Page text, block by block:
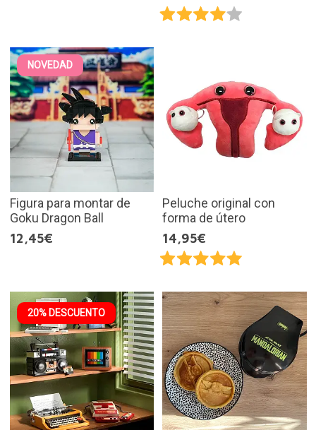
NOVEDAD
Figura para montar de
Goku Dragon Ball
12,45€
Peluche original con
forma de útero
14,95€
20% DESCUENTO